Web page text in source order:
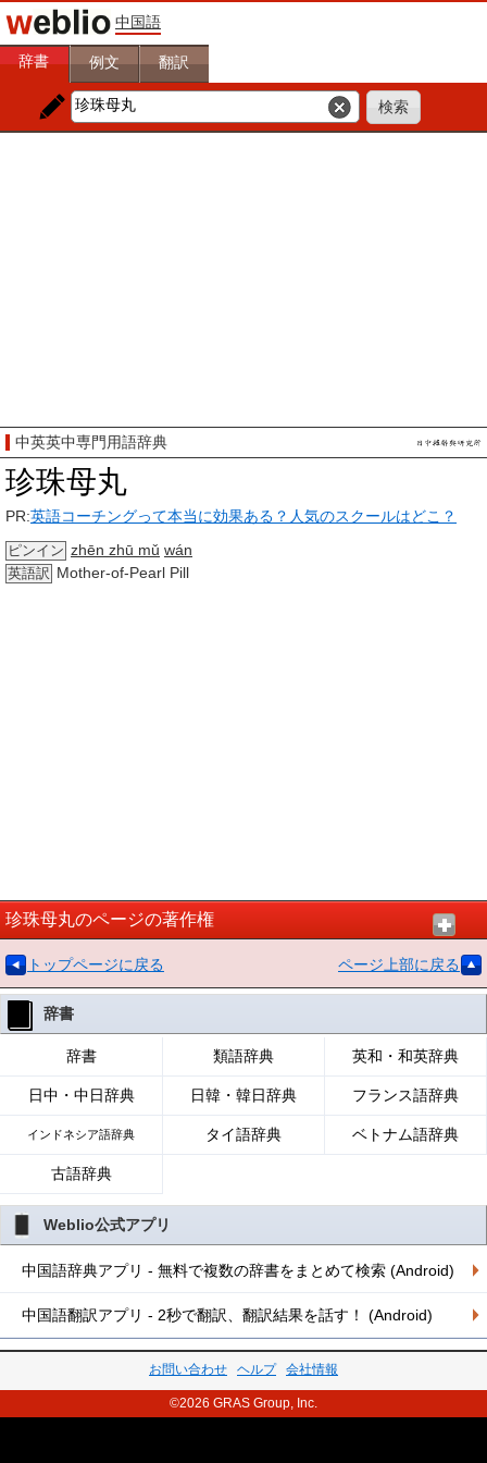
中国語
辞書 例文 翻訳
中英英中専門用語辞典
珍珠母丸
PR:英語コーチングって本当に効果ある？人気のスクールはどこ？
ピンイン zhēn zhū mǔ wán
英語訳 Mother-of-Pearl Pill
珍珠母丸のページの著作権
トップページに戻る ページ上部に戻る
辞書
辞書 類語辞典 英和・和英辞典
日中・中日辞典 日韓・韓日辞典 フランス語辞典
インドネシア語辞典 タイ語辞典 ベトナム語辞典
古語辞典
Weblio公式アプリ
中国語辞典アプリ - 無料で複数の辞書をまとめて検索 (Android)
中国語翻訳アプリ - 2秒で翻訳、翻訳結果を話す！ (Android)
お問い合わせ ヘルプ 会社情報
©2026 GRAS Group, Inc.